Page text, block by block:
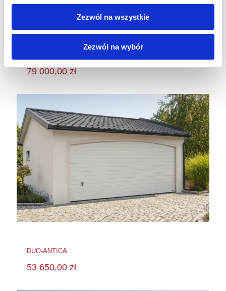
Zezwól na wszystkie
Zezwól na wybór
79 000,00 zł
DUO-ANTICA
53 650,00 zł